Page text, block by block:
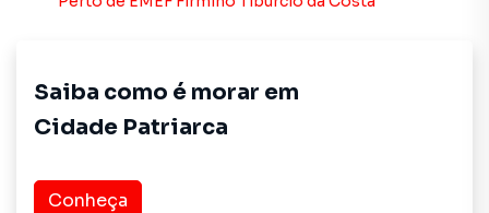
Saiba como é morar em
Cidade Patriarca
Conheça